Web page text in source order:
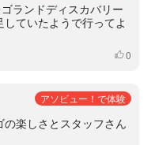
ランドディスカバリー
ていたようで行ってよ
いいね
0
アソビュー！で体験
楽しさとスタッフさん